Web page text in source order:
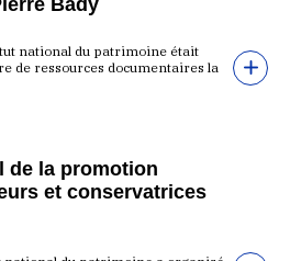
Bady
national du patrimoine était
de ressources documentaires la
de la promotion
et conservatrices